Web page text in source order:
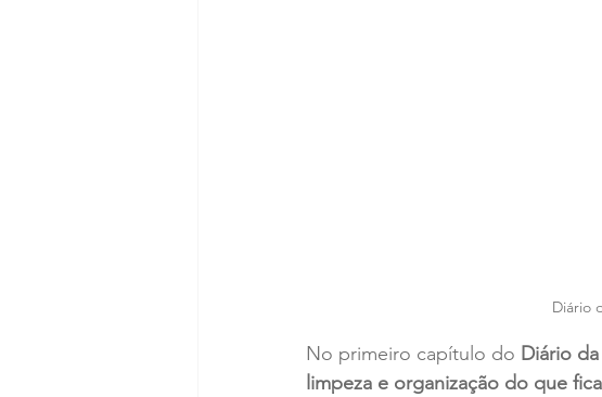
Diário
No primeiro capítulo do Diário
limpeza e organização do que